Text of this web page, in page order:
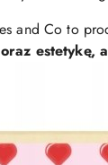
and Co to
estetykę,